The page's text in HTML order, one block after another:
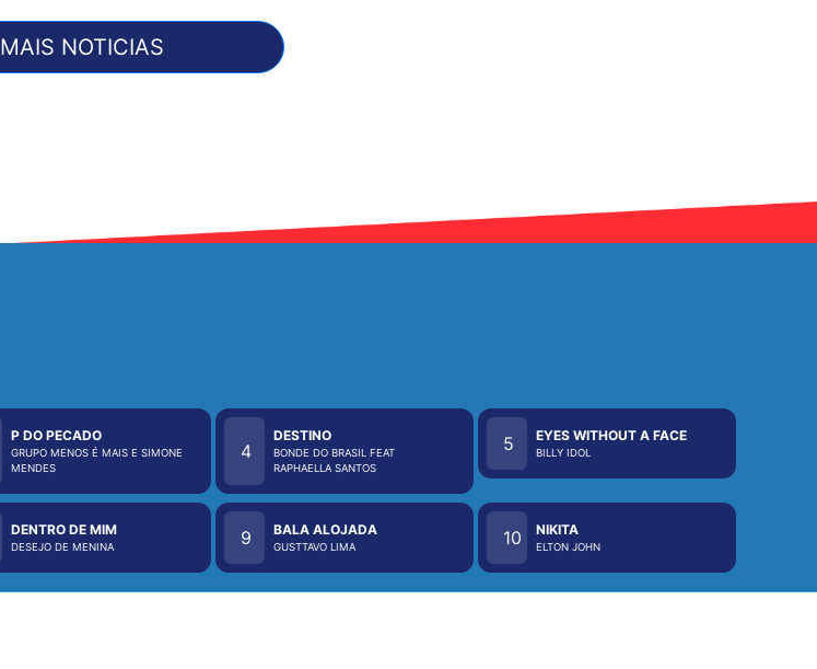
MAIS NOTICIAS
P DO PECADO
GRUPO MENOS É MAIS E SIMONE
MENDES
4
DESTINO
BONDE DO BRASIL FEAT
RAPHAELLA SANTOS
5 EYES WITHOUT A FACE
BILLY IDOL
DENTRO DE MIM
DESEJO DE MENINA 9 BALA ALOJADA
GUSTTAVO LIMA 10 NIKITA
ELTON JOHN